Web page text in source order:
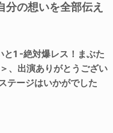
分の想いを全部伝え
1 -絶対爆レス！まぶた
、出演ありがとうござい
テージはいかがでした